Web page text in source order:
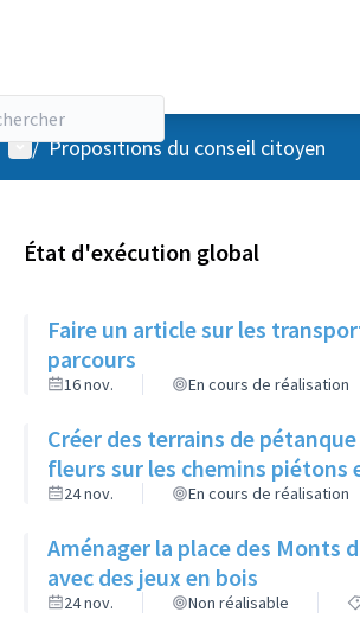
Menu utilisateur
/ Propositions du conseil citoyen
État d'exécution global
Faire un article sur les
parcours
16 nov. En cours de réalisation
Créer des terrains de
fleurs sur les chemins piétons
24 nov. En cours de réalisation
Aménager la place des Monts
avec des jeux en bois
24 nov. Non réalisable